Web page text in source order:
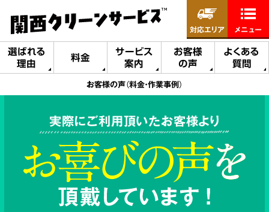
選ばれる
理由
料金
サービス
案内
お客様
の声
よくある
質問
対応エリア メニュー
お客様の声（料金・作業事例）
実際にご利用頂いたお客様より